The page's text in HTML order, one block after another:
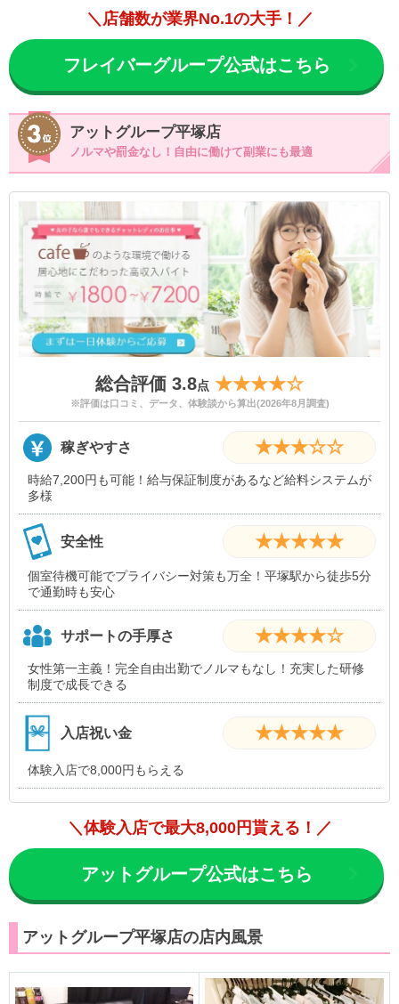
＼店舗数が業界No.1の大手！／
フレイバーグループ公式はこちら
アットグループ平塚店
ノルマや罰金なし！自由に働けて副業にも最適
総合評価 3.8点 ★★★★☆
※評価は口コミ、データ、体験談から算出(2026年8月調査)
稼ぎやすさ ★★★☆☆
時給7,200円も可能！給与保証制度があるなど給料システムが
多様
安全性 ★★★★★
個室待機可能でプライバシー対策も万全！平塚駅から徒歩5分
で通勤時も安心
サポートの手厚さ ★★★★☆
女性第一主義！完全自由出勤でノルマもなし！充実した研修
制度で成長できる
入店祝い金 ★★★★★
体験入店で8,000円もらえる
＼体験入店で最大8,000円貰える！／
アットグループ公式はこちら
アットグループ平塚店の店内風景